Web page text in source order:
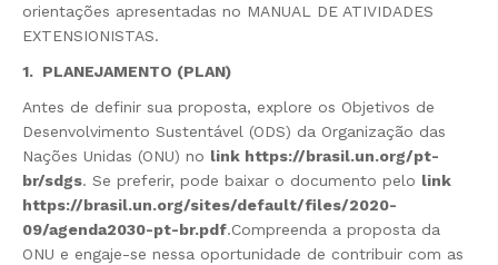
orientações apresentadas no MANUAL DE ATIVIDADES
EXTENSIONISTAS.
1. PLANEJAMENTO (PLAN)
Antes de definir sua proposta, explore os Objetivos de
Desenvolvimento Sustentável (ODS) da Organização das
Nações Unidas (ONU) no link https://brasil.un.org/pt-
br/sdgs. Se preferir, pode baixar o documento pelo link
https://brasil.un.org/sites/default/files/2020-
09/agenda2030-pt-br.pdf.Compreenda a proposta da
ONU e engaje-se nessa oportunidade de contribuir com as